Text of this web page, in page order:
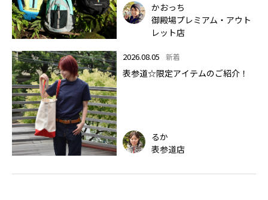
かおっち
御殿場プレミアム・アウト
レット店
2026.08.05 新着
表参道☆限定アイテムのご紹介！
るか
表参道店